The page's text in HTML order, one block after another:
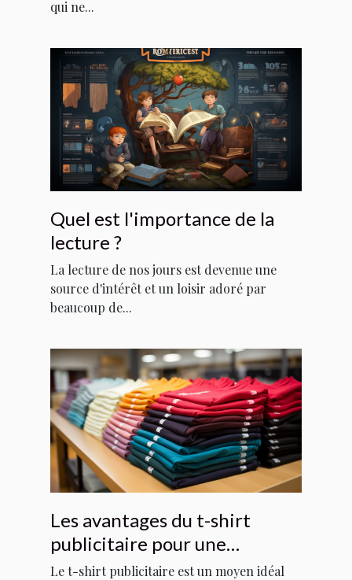
qui ne...
Quel est l'importance de la
lecture ?
La lecture de nos jours est devenue une
source d'intérêt et un loisir adoré par
beaucoup de...
Les avantages du t-shirt
publicitaire pour une
entreprise
Le t-shirt publicitaire est un moyen idéal